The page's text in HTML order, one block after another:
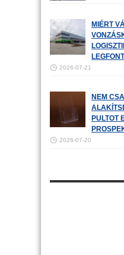
MIÉRT
2026-07-21
NEM
PULTOT
2026-07-20